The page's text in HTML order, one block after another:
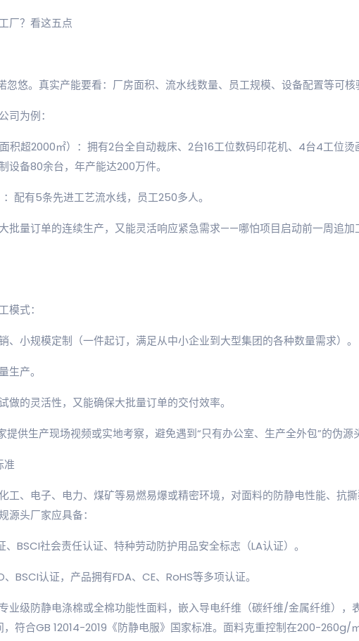
厂？看这五点
忽悠。真实产能要看：厂房面积、流水线数量、员工规模、设备配置等可核
司为例：
积超2000㎡）：拥有2台全自动裁床、2台16工位数码印花机、4台4工位烫
设备80余台，年产能达200万件。
配有5条先进工艺流水线，员工250多人。
批量订单的连续生产，又能灵活响应紧急需求——哪怕项目启动前一周追加
模式：
、小规模定制（一件起订，满足从中小企业到大型集团的各种数量需求）。
生产。
做的灵活性，又能确保大批量订单的交付效率。
供生产现场视频或实地考察，避免遇到“只有办公室、生产全外包”的伪源
准
工、电子、电力、煤矿等易燃易爆或精密环境，对面料的防静电性能、抗
源头厂家应具备：
BSCI社会责任认证、特种劳动防护用品安全标志（LA认证）。
BSCI认证，产品拥有FDA、CE、RoHS等多项认证。
业级防静电涤棉或全棉功能性面料，嵌入导电纤维（碳纤维/金属纤维），
符合GB 12014-2019《防静电服》国家标准。面料克重控制在200-260g/